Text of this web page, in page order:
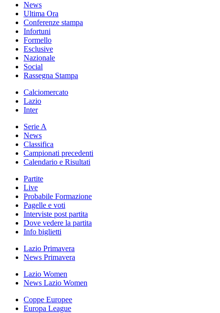
News
Ultima Ora
Conferenze stampa
Infortuni
Formello
Esclusive
Nazionale
Social
Rassegna Stampa
Calciomercato
Lazio
Inter
Serie A
News
Classifica
Campionati precedenti
Calendario e Risultati
Partite
Live
Probabile Formazione
Pagelle e voti
Interviste post partita
Dove vedere la partita
Info biglietti
Lazio Primavera
News Primavera
Lazio Women
News Lazio Women
Coppe Europee
Europa League